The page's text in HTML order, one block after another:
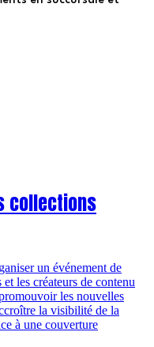
collections
un événement de
les créateurs de contenu
les nouvelles
la visibilité de la
à une couverture